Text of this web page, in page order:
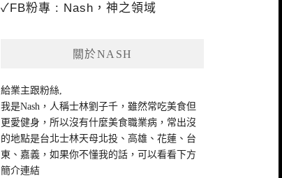
✓FB粉專 : Nash，神之領域
關於NASH
給業主跟粉絲,
我是Nash，人稱士林劉子千，雖然常吃美食但
更愛健身，所以沒有什麼美食職業病，常出沒
的地點是台北士林天母北投、高雄、花蓮、台
東、嘉義，如果你不懂我的話，可以看看下方
簡介連結